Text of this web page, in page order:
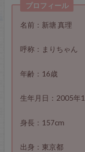
プロフィール
名前：新塘 真理
呼称：まりちゃん
年齢：16歳
生年月日：2005年
身長：157cm
出身：東京都